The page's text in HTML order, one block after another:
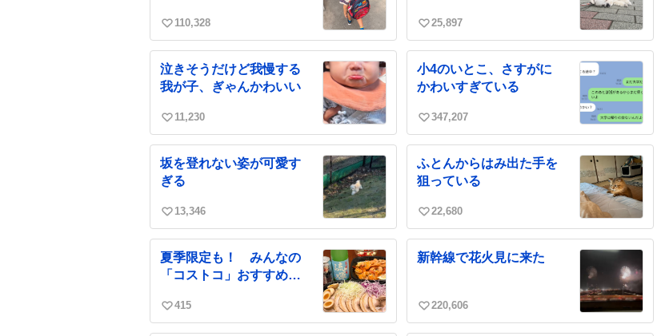
い
ね
数
110,328
い
ね
数
25,897
泣きそうだけど我慢する
我が子、ぎゃんかわいい
い
ね
数
11,230
小4のいとこ、さすがに
かわいすぎている
い
数
347,207
坂を登れない姿が可愛す
ぎる
い
ね
数
13,346
ふとんからはみ出た手を
狙っている
い
ね
数
22,680
夏季限定も！ みんなの
「コストコ」おすすめ商
い
415
新幹線で花火見に来た
い
220,606